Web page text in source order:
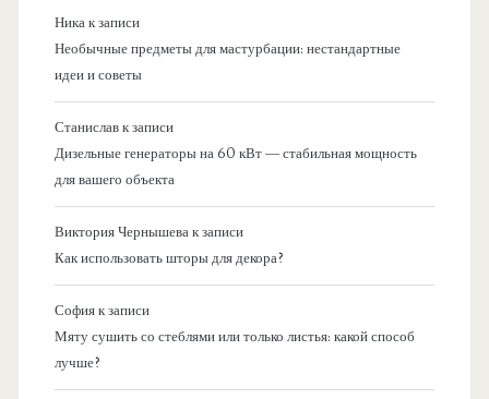
Никак записи
Необычные предметы для мастурбации: нестандартные
идеи и советы
Станиславк записи
Дизельные генераторы на 60 кВт — стабильная мощность
для вашего объекта
Виктория Чернышевак записи
Как использовать шторы для декора?
Софияк записи
Мяту сушить со стеблями или только листья: какой способ
лучше?